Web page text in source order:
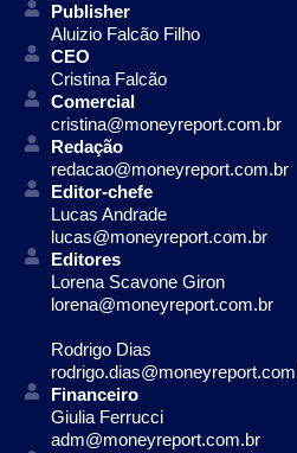
Publisher
Aluizio Falcão Filho
CEO
Cristina Falcão
Comercial
cristina@moneyreport.com.br
Redação
redacao@moneyreport.com.br
Editor-chefe
Lucas Andrade
lucas@moneyreport.com.br
Editores
Lorena Scavone Giron
lorena@moneyreport.com.br
Rodrigo Dias
Financeiro
Giulia Ferrucci
adm@moneyreport.com.br